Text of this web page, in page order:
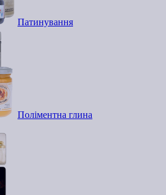
Патинування
Поліментна глина